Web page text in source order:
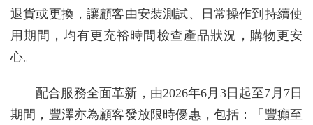
退貨或更換，讓顧客由安裝測試、日常操作到持續使
用期間，均有更充裕時間檢查產品狀況，購物更安
心。
配合服務全面革新，由2026年6月3日起至7月7日
期間，豐澤亦為顧客發放限時優惠，包括：「豐癲至